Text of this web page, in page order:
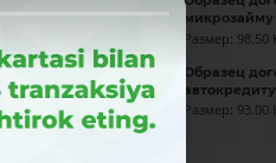
микрозайму
Размер: 98.50
Образец
автокредиту
Размер: 93.00